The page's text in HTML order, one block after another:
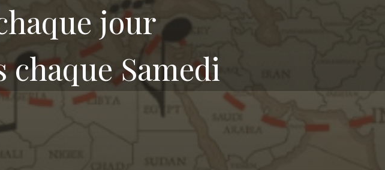
jour
chaque Samedi